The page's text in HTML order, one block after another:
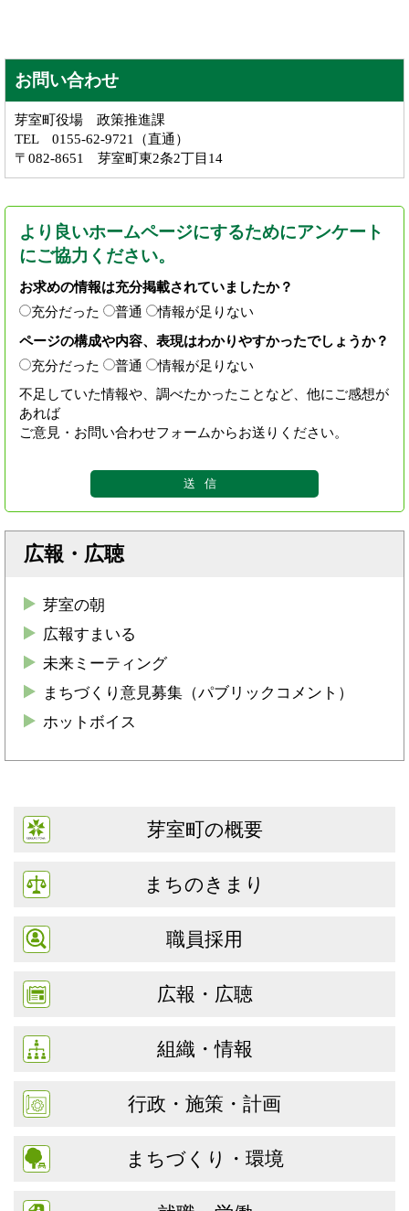
お問い合わせ
芽室町役場 政策推進課
TEL 0155-62-9721（直通）
〒082-8651 芽室町東2条2丁目14
より良いホームページにするためにアンケート
にご協力ください。
お求めの情報は充分掲載されていましたか？
充分だった
普通
情報が足りない
ページの構成や内容、表現はわかりやすかったでしょうか？
充分だった
普通
情報が足りない
不足していた情報や、調べたかったことなど、他にご感想が
あれば
ご意見・お問い合わせフォームからお送りください。
広報・広聴
芽室の朝
広報すまいる
未来ミーティング
まちづくり意見募集（パブリックコメント）
ホットボイス
芽室町の概要
まちのきまり
職員採用
広報・広聴
組織・情報
行政・施策・計画
まちづくり・環境